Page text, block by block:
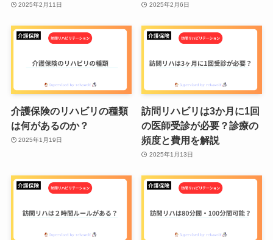
2025年2月11日 2025年2月6日
介護保険のリハビリの種類
は何があるのか？
2025年1月19日
訪問リハビリは3か月に1回
の医師受診が必要？診療の
頻度と費用を解説
2025年1月13日